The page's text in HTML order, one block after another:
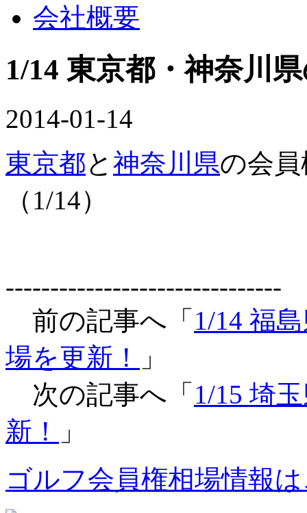
会社概要
1/14 東京都・神奈川
2014-01-14
東京都と 神奈川県の会
（1/14）
-------------------------------
前の記事へ「 1/14 福
場を更新！
」
次の記事へ「 1/15 埼
新！
」
ゴルフ会員権相場情報